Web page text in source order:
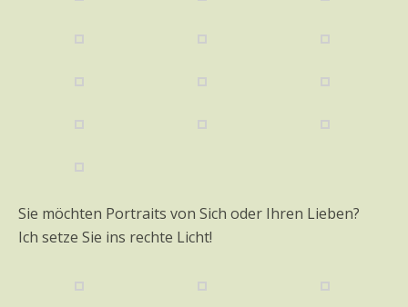
Sie möchten Portraits von Sich oder Ihren Lieben?
Ich setze Sie ins rechte Licht!